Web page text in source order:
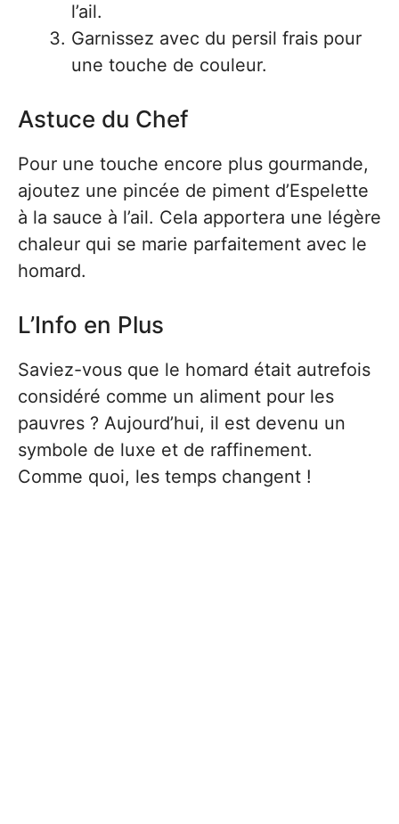
l’ail.
Garnissez avec du persil frais pour
une touche de couleur.
Astuce du Chef
Pour une touche encore plus gourmande,
ajoutez une pincée de piment d’Espelette
à la sauce à l’ail. Cela apportera une légère
chaleur qui se marie parfaitement avec le
homard.
L’Info en Plus
Saviez-vous que le homard était autrefois
considéré comme un aliment pour les
pauvres ? Aujourd’hui, il est devenu un
symbole de luxe et de raffinement.
Comme quoi, les temps changent !